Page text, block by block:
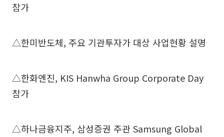
참가
△한미반도체, 주요 기관투자가 대상 사업현황 설명
△한화엔진, KIS Hanwha Group Corporate Day
참가
△하나금융지주, 삼성증권 주관 Samsung Global